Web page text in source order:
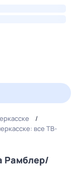
все ТВ-
Рамблер/